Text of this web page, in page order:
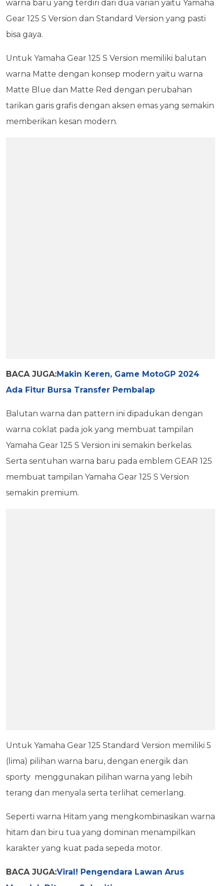
warna baru yang terdiri dari dua varian yaitu Yamaha
Gear 125 S Version dan Standard Version yang pasti
bisa gaya.
Untuk Yamaha Gear 125 S Version memiliki balutan
warna Matte dengan konsep modern yaitu warna
Matte Blue dan Matte Red dengan perubahan
tarikan garis grafis dengan aksen emas yang semakin
memberikan kesan modern.
BACA JUGA:Makin Keren, Game MotoGP 2024
Ada Fitur Bursa Transfer Pembalap
Balutan warna dan pattern ini dipadukan dengan
warna coklat pada jok yang membuat tampilan
Yamaha Gear 125 S Version ini semakin berkelas.
Serta sentuhan warna baru pada emblem GEAR 125
membuat tampilan Yamaha Gear 125 S Version
semakin premium.
Untuk Yamaha Gear 125 Standard Version memiliki 5
(lima) pilihan warna baru, dengan energik dan
sporty menggunakan pilihan warna yang lebih
terang dan menyala serta terlihat cemerlang.
Seperti warna Hitam yang mengkombinasikan warna
hitam dan biru tua yang dominan menampilkan
karakter yang kuat pada sepeda motor.
BACA JUGA:Viral! Pengendara Lawan Arus